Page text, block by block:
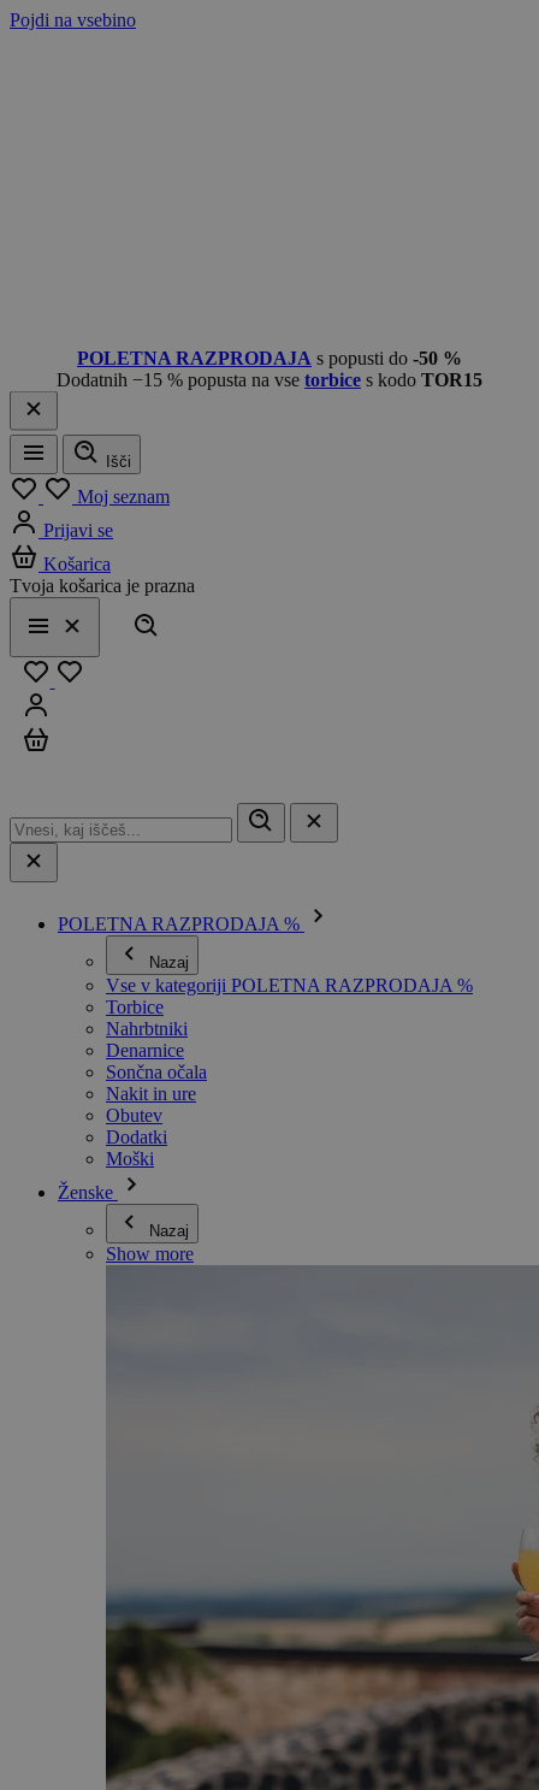
Pojdi na vsebino
POLETNA RAZPRODAJA s popusti do -50 %
Dodatnih −15 % popusta na vse torbice s kodo TOR15
Meni
Išči
Moj seznam
Prijavi se
Košarica
Tvoja košarica je prazna
Meni
Zapri
POLETNA RAZPRODAJA %
Nazaj
Vse v kategoriji POLETNA RAZPRODAJA %
Torbice
Nahrbtniki
Denarnice
Sončna očala
Nakit in ure
Obutev
Dodatki
Moški
Ženske
Nazaj
Show more